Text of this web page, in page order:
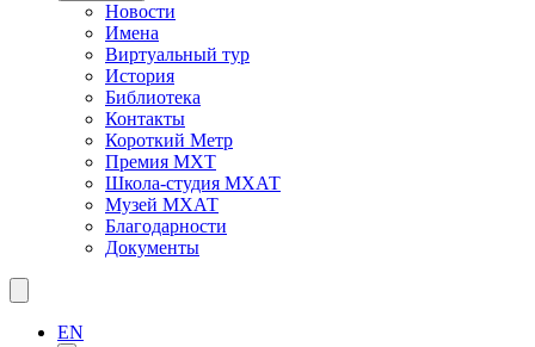
Новости
Имена
Виртуальный тур
История
Библиотека
Контакты
Короткий Метр
Премия МХТ
Школа-студия МХАТ
Музей МХАТ
Благодарности
Документы
EN